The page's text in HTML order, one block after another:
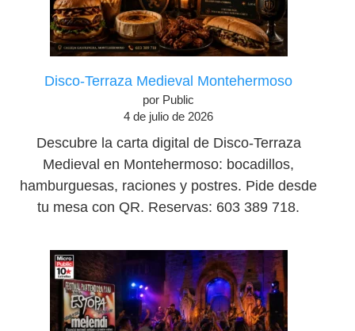
Disco-Terraza Medieval Montehermoso
por Public
4 de julio de 2026
Descubre la carta digital de Disco-Terraza
Medieval en Montehermoso: bocadillos,
hamburguesas, raciones y postres. Pide desde
tu mesa con QR. Reservas: 603 389 718.